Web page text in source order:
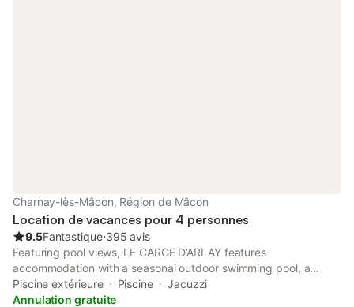
Charnay-lès-Mâcon, Région de Mâcon
Location de vacances pour 4 personnes
9.5Fantastique⋅395 avis
Featuring pool views, LE CARGE D’ARLAY features
accommodation with a seasonal outdoor swimming pool, a
garden and a terrace, around 6.7 km from Mâcon Exhibition
Centre. Spa facilities is available for guests, along with a steam
Piscine extérieure Piscine
Jacuzzi
Annulation gratuite